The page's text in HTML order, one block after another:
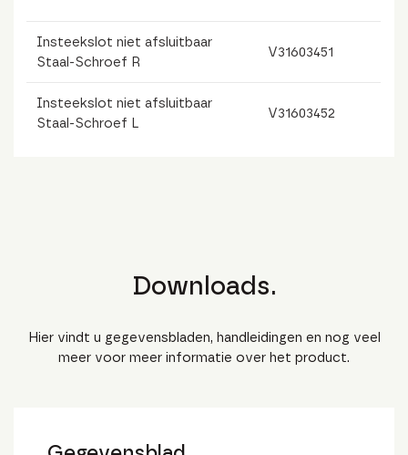
Insteekslot niet afsluitbaar
Staal-Schroef R
V31603451
Insteekslot niet afsluitbaar
Staal-Schroef L
V31603452
Downloads.
Hier vindt u gegevensbladen, handleidingen en nog veel
meer voor meer informatie over het product.